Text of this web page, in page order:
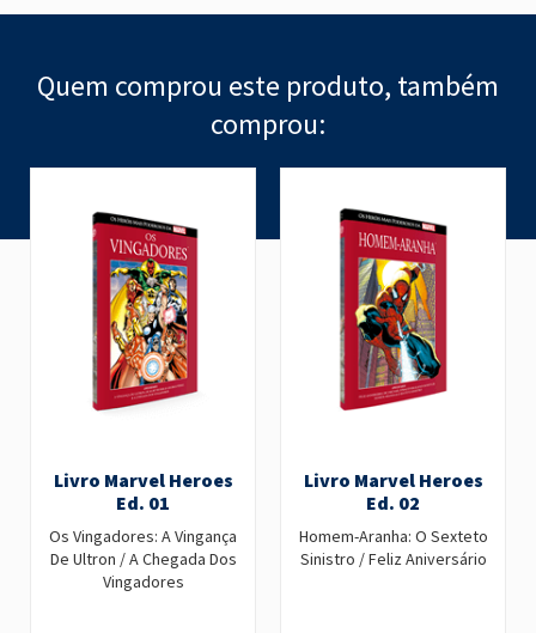
Quem comprou este produto, também
comprou:
Livro Marvel Heroes
Ed. 01
Os Vingadores: A Vingança
De Ultron / A Chegada Dos
Vingadores
Livro Marvel Heroes
Ed. 02
Homem-Aranha: O Sexteto
Sinistro / Feliz Aniversário